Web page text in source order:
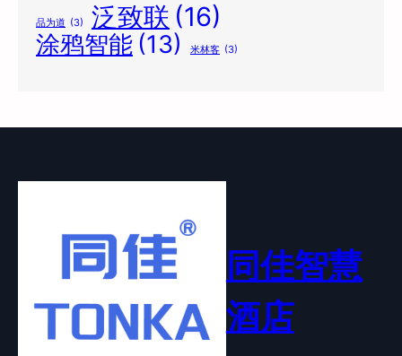
品为道 (3) 泛致联 (16)
涂鸦智能 (13) 米林客 (3)
同佳智慧
酒店